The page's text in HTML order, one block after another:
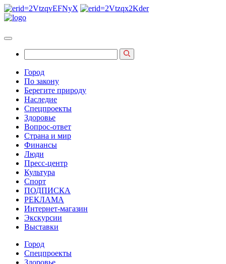
Город
По закону
Берегите природу
Наследие
Спецпроекты
Здоровье
Вопрос-ответ
Страна и мир
Финансы
Люди
Пресс-центр
Культура
Спорт
ПОДПИСКА
РЕКЛАМА
Интернет-магазин
Экскурсии
Выставки
Город
Спецпроекты
Здоровье